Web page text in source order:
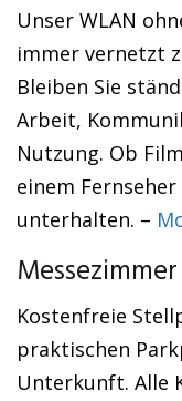
Unser WLAN
immer vernetzt
Bleiben Sie
Arbeit,
Nutzung. Ob
einem
unterhalten. –
Kostenfreie
praktischen
Unterkunft. Alle